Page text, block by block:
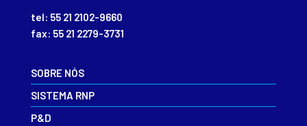
tel: 55 21 2102-9660
fax: 55 21 2279-3731
SOBRE NÓS
SISTEMA RNP
P&D